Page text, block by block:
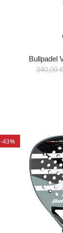
Bullpadel
340,00 €
-43%